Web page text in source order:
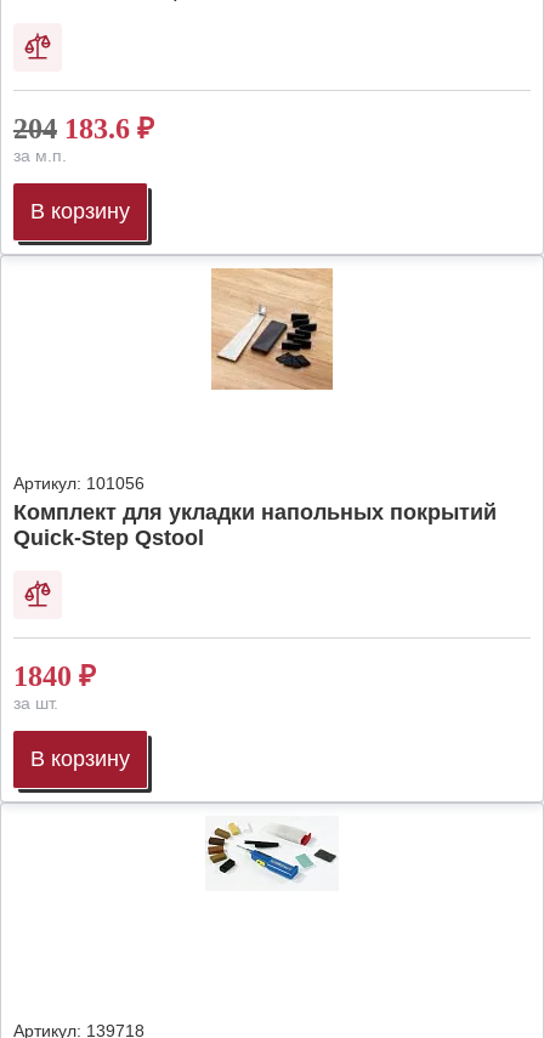
204 183.6 ₽
за м.п.
В корзину
Артикул: 101056
Комплект для укладки напольных покрытий
Quick-Step Qstool
1840 ₽
за шт.
В корзину
Артикул: 139718